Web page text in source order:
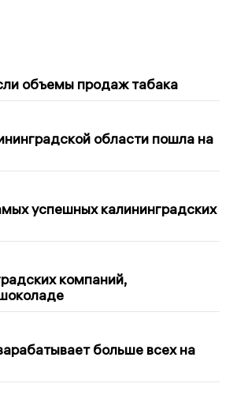
объемы продаж табака
области пошла на
успешных калининградских
компаний,
больше всех на